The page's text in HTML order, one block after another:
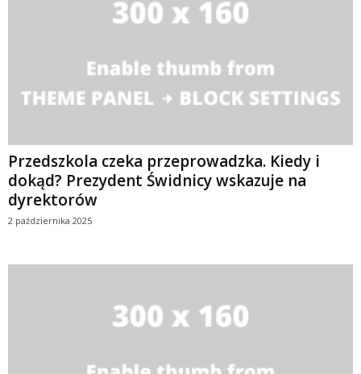
Przedszkola czeka przeprowadzka. Kiedy i
dokąd? Prezydent Świdnicy wskazuje na
dyrektorów
2 października 2025